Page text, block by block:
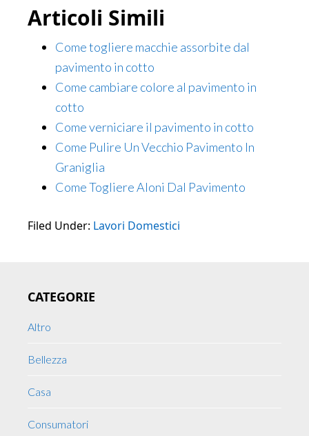
Articoli Simili
Come togliere macchie assorbite dal
pavimento in cotto
Come cambiare colore al pavimento in
cotto
Come verniciare il pavimento in cotto
Come Pulire Un Vecchio Pavimento In
Graniglia
Come Togliere Aloni Dal Pavimento
Filed Under: Lavori Domestici
Sidebar
CATEGORIE
Altro
Bellezza
Casa
Consumatori